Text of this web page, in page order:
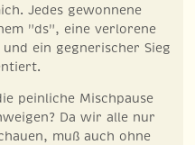
Jedes gewonnene
"ds", eine verlorene
ein gegnerischer Sieg
peinliche Mischpause
Da wir alle nur
muß auch ohne